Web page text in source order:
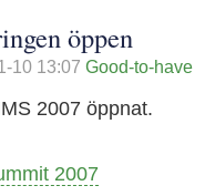
öppen
10 13:07 Good-to-have
2007 öppnat.
2007